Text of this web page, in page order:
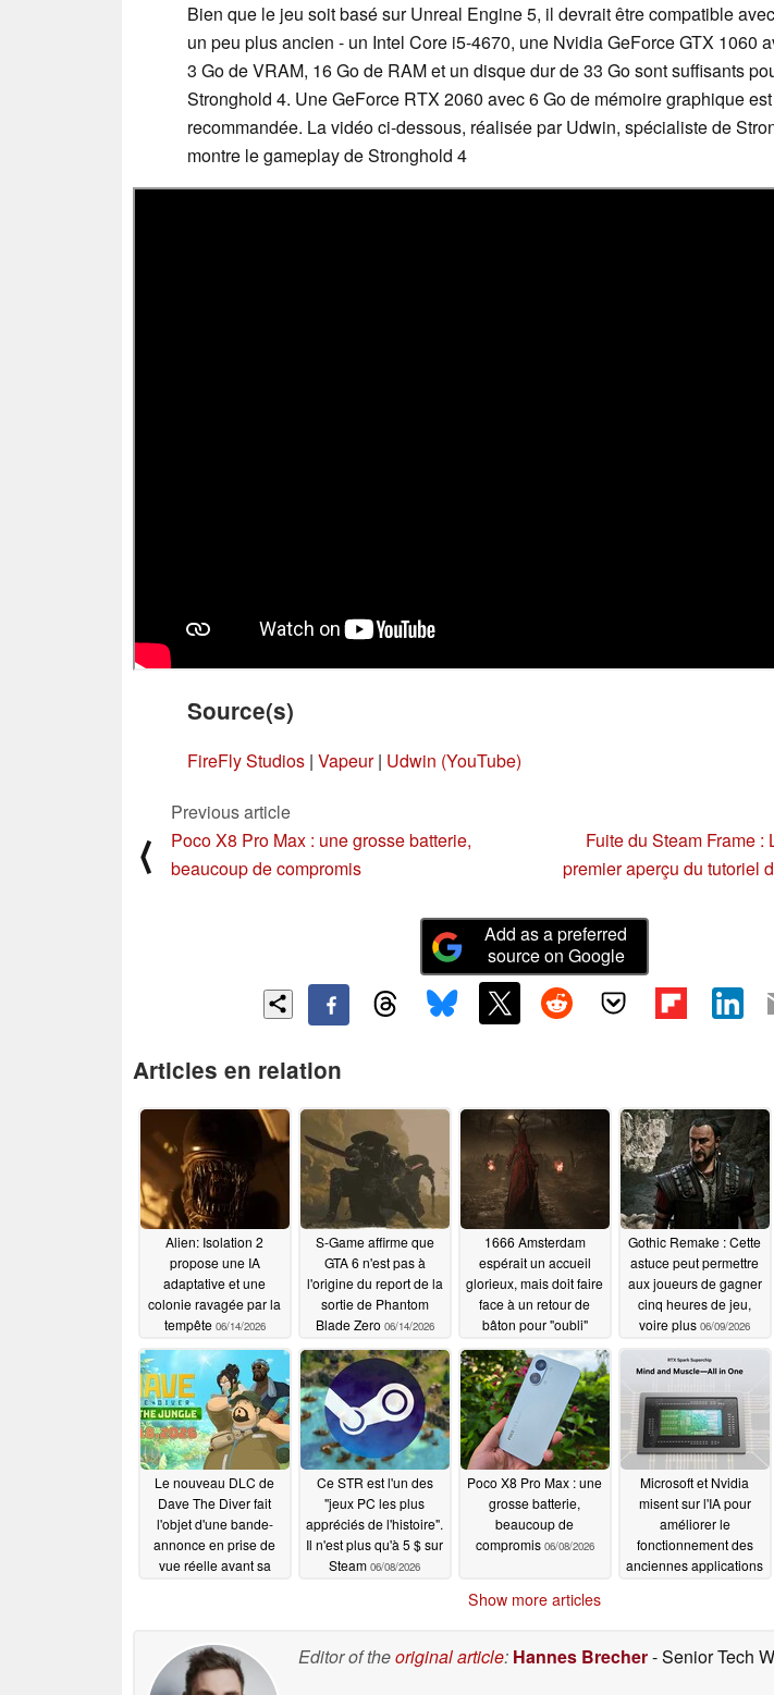
Bien que le jeu soit basé sur Unreal Engine 5, il devrait être compatible
un peu plus ancien - un Intel Core i5-4670, une Nvidia GeForce GTX 1060
3 Go de VRAM, 16 Go de RAM et un disque dur de 33 Go sont suffisants
Stronghold 4. Une GeForce RTX 2060 avec 6 Go de mémoire graphique est
recommandée. La vidéo ci-dessous, réalisée par Udwin, spécialiste de
montre le gameplay de Stronghold 4
Source(s)
FireFly Studios | Vapeur| Udwin (YouTube)
⟨
Previous article
Poco X8 Pro Max : une grosse batterie,
beaucoup de compromis
Fuite du Steam Frame :
premier aperçu du tutoriel
Add as a preferred
source on Google
Articles en relation
Alien: Isolation 2
propose une IA
adaptative et une
colonie ravagée par la
tempête 06/14/2026
S-Game affirme que
GTA 6 n'est pas à
l'origine du report de la
sortie de Phantom
Blade Zero 06/14/2026
1666 Amsterdam
espérait un accueil
glorieux, mais doit faire
face à un retour de
bâton pour "oubli"
06/11/2026
Gothic Remake : Cette
astuce peut permettre
aux joueurs de gagner
cinq heures de jeu,
voire plus 06/09/2026
Le nouveau DLC de
Dave The Diver fait
l'objet d'une bande-
annonce en prise de
vue réelle avant sa
Ce STR est l'un des
"jeux PC les plus
appréciés de l'histoire".
Il n'est plus qu'à 5 $ sur
Steam 06/08/2026
Poco X8 Pro Max : une
grosse batterie,
beaucoup de
compromis 06/08/2026
Microsoft et Nvidia
misent sur l'IA pour
améliorer le
fonctionnement des
anciennes applications
06/08/2026
Show more articles
Editor of theoriginal article: Hannes Brecher- Senior Tech